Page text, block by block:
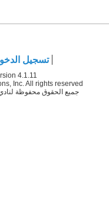
تسجيل
4.1.11
Inc. All rights reserved
جميع الحقوق محفوظة لنادي علم